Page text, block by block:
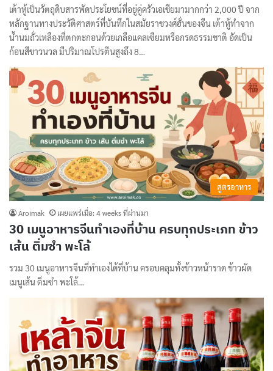
เต้าหู้เป็นวัตถุดิบสารพัดประโยชน์ที่อยู่คู่ครัวเอเชียมามากกว่า 2,000 ปี จาก
หลักฐานทางประวัติศาสตร์ที่บันทึกในสมัยราชวงศ์ฮั่นของจีน เต้าหู้ทำจาก
น้ำนมถั่วเหลืองที่ตกตะกอนด้วยเกลือแคลเซียมหรือกรดธรรมชาติ อัดเป็น
ก้อนสีขาวนวล มีปริมาณโปรตีนสูงถึง 8…
สูตรอาหาร
Aroimak เผยแพร่เมื่อ: 4 weeks ที่ผ่านมา
30 เมนูอาหารจีนทำเองที่บ้าน ครบทุกประเภท ข้าว
เส้น ติ่มซำ พะโล้
รวม 30 เมนูอาหารจีนที่ทำเองได้ที่บ้าน ครอบคลุมทั้งข้าวหน้าราด ข้าวผัด
เมนูเส้น ติ่มซำ พะโล้…